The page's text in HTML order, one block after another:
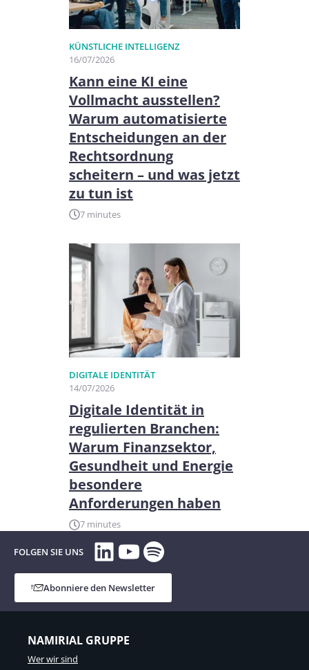
KÜNSTLICHE INTELLIGENZ
16/07/2026
Kann eine KI eine
Vollmacht ausstellen?
Warum automatisierte
Entscheidungen an der
Rechtsordnung
scheitern – und was jetzt
zu tun ist
7 minutes
DIGITALE IDENTITÄT
14/07/2026
Digitale Identität in
regulierten Branchen:
Warum Finanzsektor,
Gesundheit und Energie
besondere
Anforderungen haben
7 minutes
FOLGEN SIE UNS LinkedIn
YouTube
Spotify
Abonniere den Newsletter
NAMIRIAL GRUPPE
Wer wir sind